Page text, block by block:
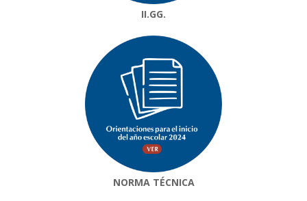
II.GG.
NORMA TÉCNICA